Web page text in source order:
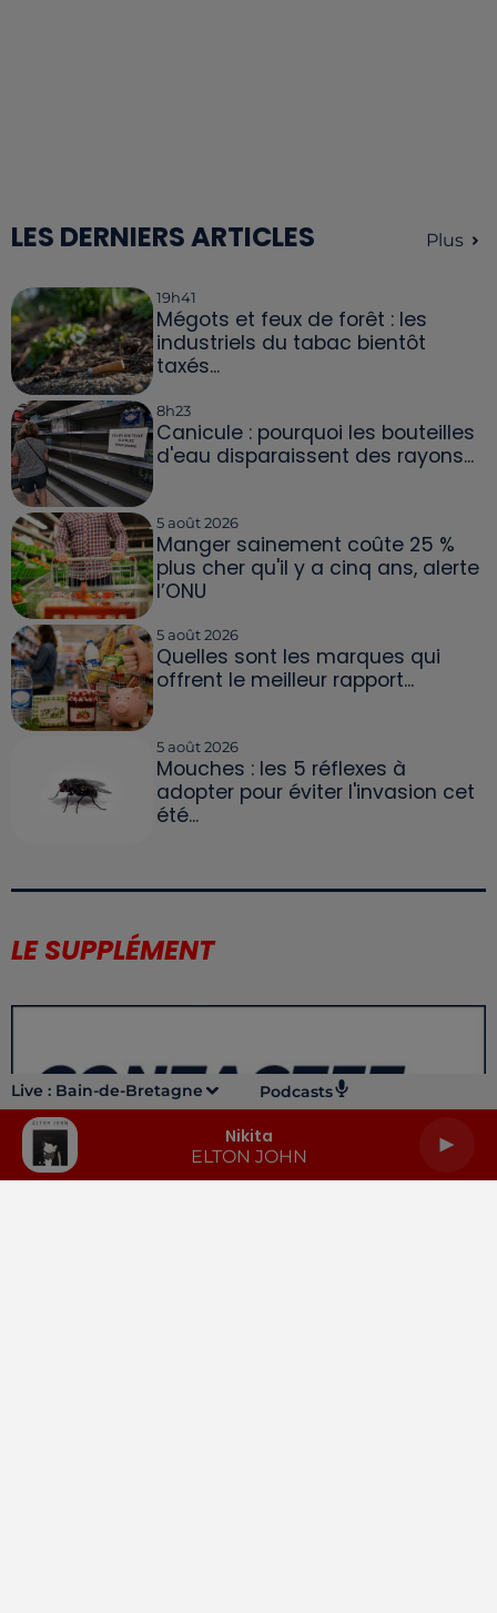
Live : Bain-de-Bretagne Podcasts
Nikita
ELTON JOHN
LES DERNIERS ARTICLES Plus
19h41
Mégots et feux de forêt : les
industriels du tabac bientôt
taxés...
8h23
Canicule : pourquoi les bouteilles
d'eau disparaissent des rayons...
5 août 2026
Manger sainement coûte 25 %
plus cher qu'il y a cinq ans, alerte
l’ONU
5 août 2026
Quelles sont les marques qui
offrent le meilleur rapport...
5 août 2026
Mouches : les 5 réflexes à
adopter pour éviter l'invasion cet
été...
LE SUPPLÉMENT